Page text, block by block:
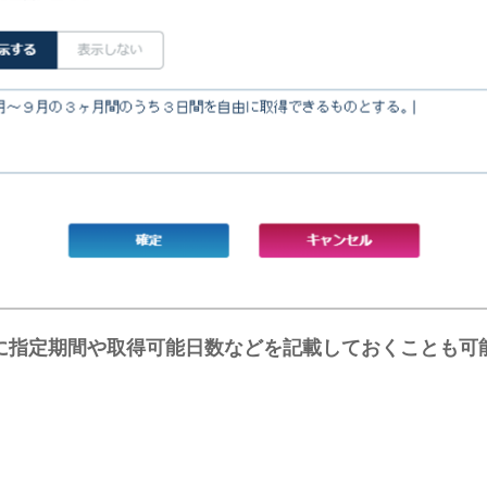
指定期間や取得可能日数などを記載しておくことも可